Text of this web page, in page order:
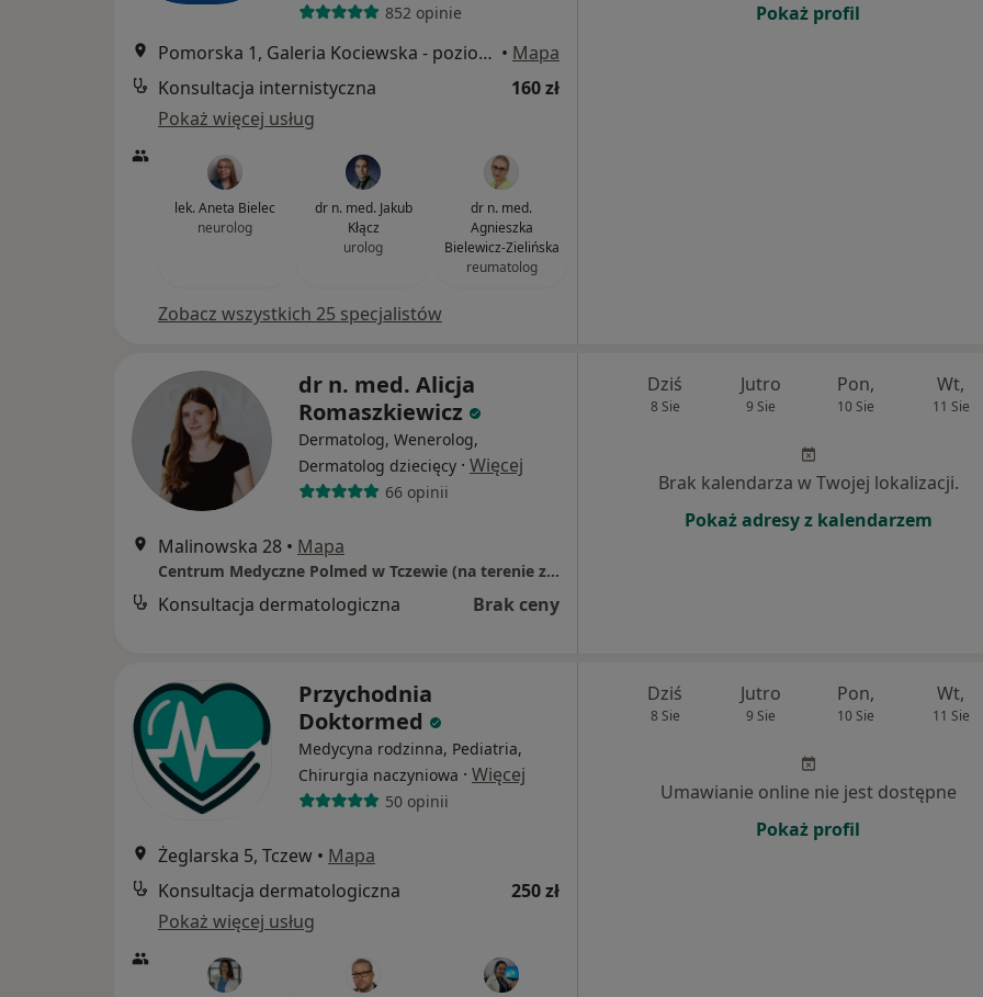
852 opinie
Pomorska 1, Galeria Kociewska - poziom 2, Tczew • Mapa
Konsultacja internistyczna
160 zł
Pokaż więcej usług
lek. Aneta Bielec
neurolog
dr n. med. Jakub
Kłącz
urolog
dr n. med.
Agnieszka
Bielewicz-Zielińska
reumatolog
Zobacz wszystkich 25 specjalistów
Pokaż profil
dr n. med. Alicja
Romaszkiewicz
Dermatolog, Wenerolog,
Dermatolog dziecięcy · Więcej
66 opinii
Malinowska 28 • Mapa
Centrum Medyczne Polmed w Tczewie (na terenie zakładu Flextronics)
Konsultacja dermatologiczna Brak ceny
Dziś
8 Sie
Jutro
9 Sie
Pon,
10 Sie
Wt,
11 Sie
Brak kalendarza w Twojej lokalizacji.
Pokaż adresy z kalendarzem
Przychodnia
Doktormed
Medycyna rodzinna, Pediatria,
Chirurgia naczyniowa · Więcej
50 opinii
Żeglarska 5, Tczew • Mapa
Konsultacja dermatologiczna
250 zł
Pokaż więcej usług
Dziś
8 Sie
Jutro
9 Sie
Pon,
10 Sie
Wt,
11 Sie
Umawianie online nie jest dostępne
Pokaż profil